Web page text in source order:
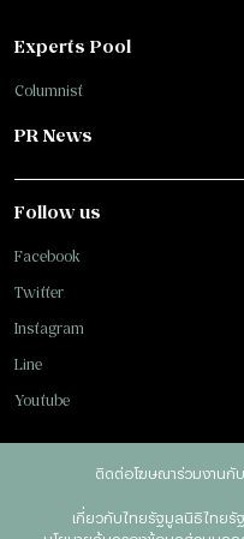
Experts Pool
Columnist
PR News
Follow us
Facebook
Twitter
Instagram
Line
Youtube
ติดต่อโฆษณาร่วมงานกับ
เกี่ยวกับไทยรัฐมูลนิธิไทยรัฐ